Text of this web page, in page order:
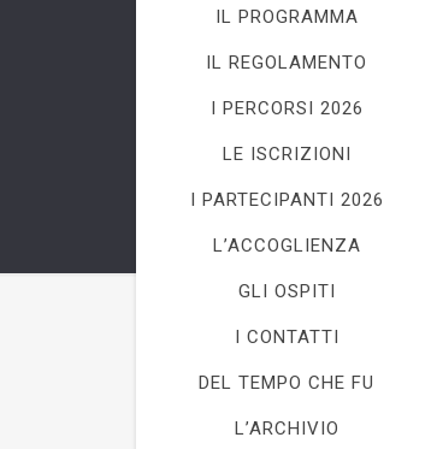
IL PROGRAMMA
IL REGOLAMENTO
I PERCORSI 2026
LE ISCRIZIONI
I PARTECIPANTI 2026
L’ACCOGLIENZA
GLI OSPITI
I CONTATTI
DEL TEMPO CHE FU
L’ARCHIVIO